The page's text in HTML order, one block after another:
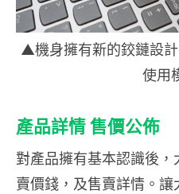
▲機身擁有新的鉸鏈設
使用
產品詳情 售價公佈
對產品擁有基本認識後
賣價錢，及售賣詳情。